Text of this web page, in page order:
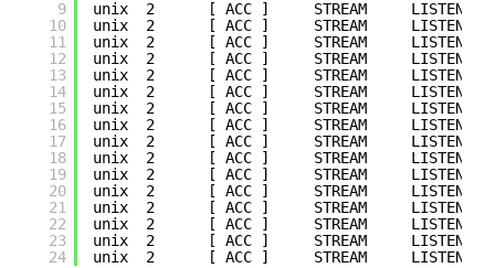
9
10
11
12
13
14
15
16
17
18
19
20
21
22
23
24
unix  2      [ ACC ]     STREAM
unix  2      [ ACC ]     STREAM
unix  2      [ ACC ]     STREAM
unix  2      [ ACC ]     STREAM
unix  2      [ ACC ]     STREAM
unix  2      [ ACC ]     STREAM
unix  2      [ ACC ]     STREAM
unix  2      [ ACC ]     STREAM
unix  2      [ ACC ]     STREAM
unix  2      [ ACC ]     STREAM
unix  2      [ ACC ]     STREAM
unix  2      [ ACC ]     STREAM
unix  2      [ ACC ]     STREAM
unix  2      [ ACC ]     STREAM
unix  2      [ ACC ]     STREAM
unix  2      [ ACC ]     STREAM